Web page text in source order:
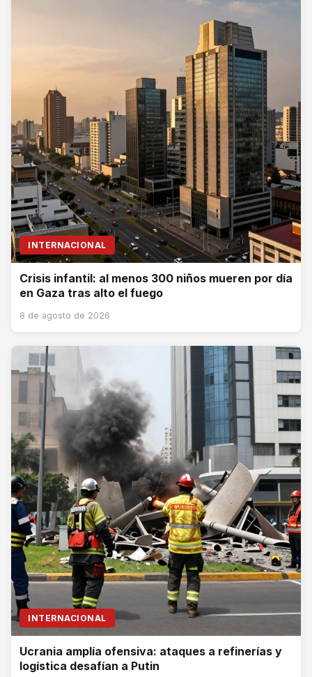
INTERNACIONAL
Crisis infantil: al menos 300 niños mueren por día
en Gaza tras alto el fuego
8 de agosto de 2026
INTERNACIONAL
Ucrania amplía ofensiva: ataques a refinerías y
logística desafían a Putin